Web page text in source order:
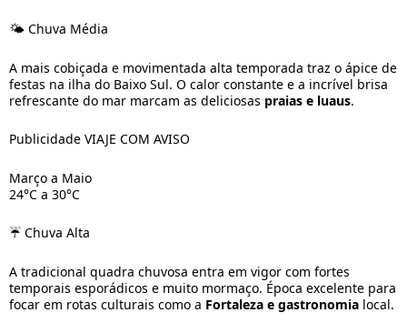
🌤️ Chuva Média
A mais cobiçada e movimentada alta temporada traz o ápice de
festas na ilha do Baixo Sul. O calor constante e a incrível brisa
refrescante do mar marcam as deliciosas praias e luaus.
Publicidade VIAJE COM AVISO
Março a Maio
24°C a 30°C
☔ Chuva Alta
A tradicional quadra chuvosa entra em vigor com fortes
temporais esporádicos e muito mormaço. Época excelente para
focar em rotas culturais como a Fortaleza e gastronomia local.